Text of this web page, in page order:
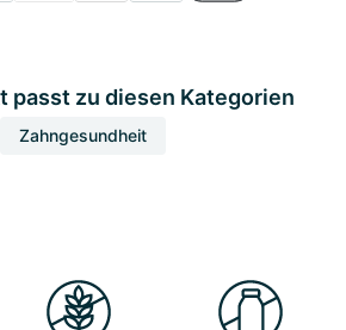
passt zu diesen Kategorien
Zahngesundheit